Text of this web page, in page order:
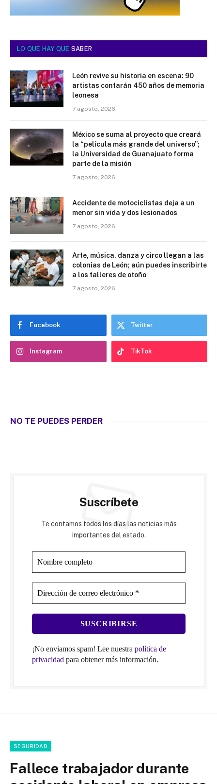
LO QUE HAY QUE SABER
León revive su historia en escena: 90
artistas contarán 450 años de memoria
leonesa
7 agosto, 2026
México se suma al proyecto que creará
la “película más grande del universo”;
la Universidad de Guanajuato forma
parte de la misión
7 agosto, 2026
Accidente de motociclistas deja a un
menor sin vida y dos lesionados
7 agosto, 2026
Arte, música, danza y circo llegan a las
colonias de León; aún puedes inscribirte
a los talleres de otoño
7 agosto, 2026
Facebook Twitter
Instagram TikTok
NO TE PUEDES PERDER
Suscríbete
Te contamos todos los días las noticias más
importantes del estado.
¡No enviamos spam! Lee nuestra política de
privacidad para obtener más información.
SEGURIDAD
Fallece trabajador durante